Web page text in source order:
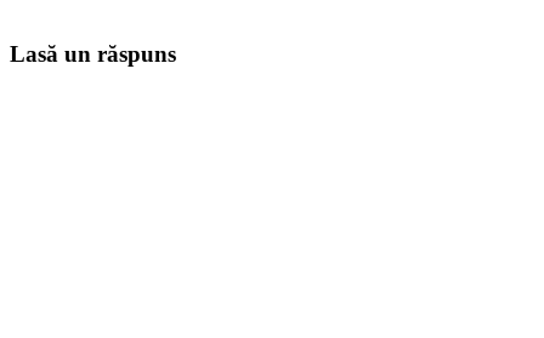
Lasă un răspuns